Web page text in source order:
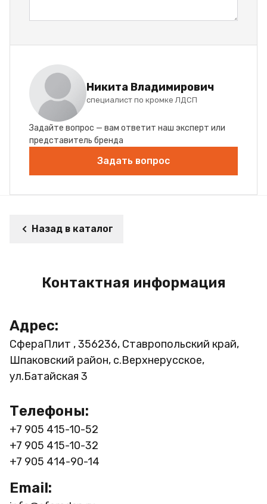
Никита Владимирович
специалист по кромке ЛДСП
Задайте вопрос — вам ответит наш эксперт или
представитель бренда
Задать вопрос
Назад в каталог
Контактная информация
Адрес:
СфераПлит , 356236, Ставропольский край,
Шпаковский район, с.Верхнерусское,
ул.Батайская 3
Телефоны:
+7 905 415-10-52
+7 905 415-10-32
+7 905 414-90-14
Email: